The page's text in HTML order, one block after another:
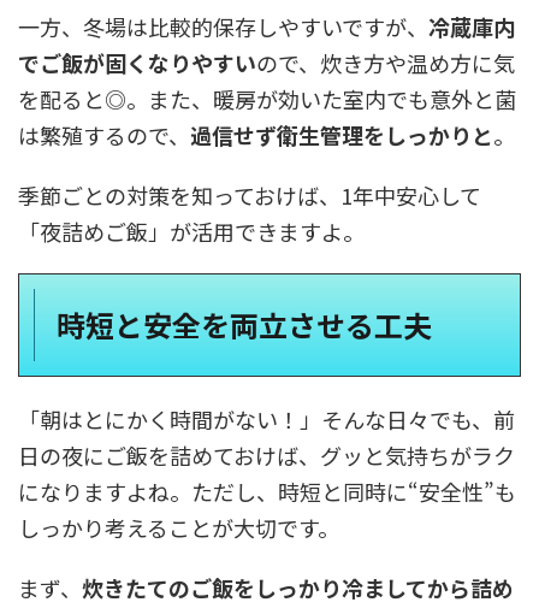
一方、冬場は比較的保存しやすいですが、 冷蔵庫内
でご飯が固くなりやすいので、炊き方や温め方に気
を配ると◎。また、暖房が効いた室内でも意外と菌
は繁殖するので、 過信せず衛生管理をしっかりと。
季節ごとの対策を知っておけば、1年中安心して
「夜詰めご飯」が活用できますよ。
時短と安全を両立させる工夫
「朝はとにかく時間がない！」そんな日々でも、前
日の夜にご飯を詰めておけば、グッと気持ちがラク
になりますよね。ただし、時短と同時に“安全性”も
しっかり考えることが大切です。
まず、 炊きたてのご飯をしっかり冷ましてから詰め